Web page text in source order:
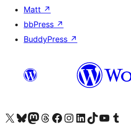
Matt ↗
bbPress ↗
BuddyPress ↗
Besøk vår konto på X Visit our Bluesky account
Besøk vår Mastodon-konto
Visit our Threads account
Besøk vår Facebook-sideBesøk vår Instagram-konto
Besøk vår LinkedIn-konto
Visit our TikTok account
Visit our YouTube
Visit our